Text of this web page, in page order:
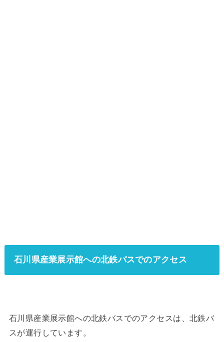
石川県産業展示館への北鉄バスでのアクセス
石川県産業展示館への北鉄バスでのアクセスは、北鉄バ
スが運行しています。